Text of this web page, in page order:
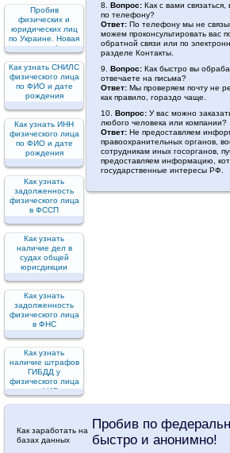
8.
Вопрос:Как с вами связаться,
по телефону?
Ответ:По телефону мы не
можем проконсультировать вас
обратной связи или по
разделе Контакты.
9.
Вопрос:Как быстро вы
отвечаете на письма?
Ответ:Мы проверяем почту не
как правило, гораздо чаще.
10. Вопрос:У вас можно
любого человека или компании?
Ответ:Не предоставляем
правоохранительных органов,
сотрудникам иных госорганов,
предоставляем информацию,
государственные интересы РФ.
Пробив
физических и
юридических лиц
по Украине. Новая
услуга!
Как узнать СНИЛС
физического лица
по ФИО и дате
рождения
Как узнать ИНН
физического лица
по ФИО и дате
рождения
Как узнать
задолженность
физического лица
в ФССП
Как узнать
наличие дел в
судах общей
юрисдикции
Как узнать
задолженность
физического лица
в ФНС
Как узнать
наличие штрафов
ГИБДД у
физического лица
по ФИО
Пробив по
быстро и анонимно!
Как заработать на
базах данных